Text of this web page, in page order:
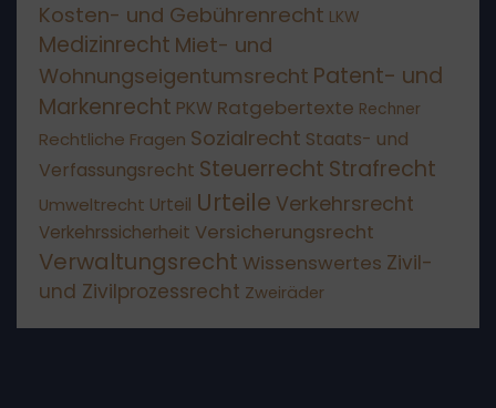
Kosten- und Gebührenrecht LKW
Medizinrecht Miet- und
Wohnungseigentumsrecht Patent- und
Markenrecht PKW Ratgebertexte Rechner
Rechtliche Fragen Sozialrecht Staats- und
Verfassungsrecht Steuerrecht Strafrecht
Umweltrecht Urteil Urteile Verkehrsrecht
Verkehrssicherheit Versicherungsrecht
Verwaltungsrecht Wissenswertes Zivil-
und Zivilprozessrecht Zweiräder